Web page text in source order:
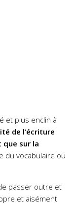
et plus enclin à
de l’écriture
que sur la
du vocabulaire ou
passer outre et
et aisément